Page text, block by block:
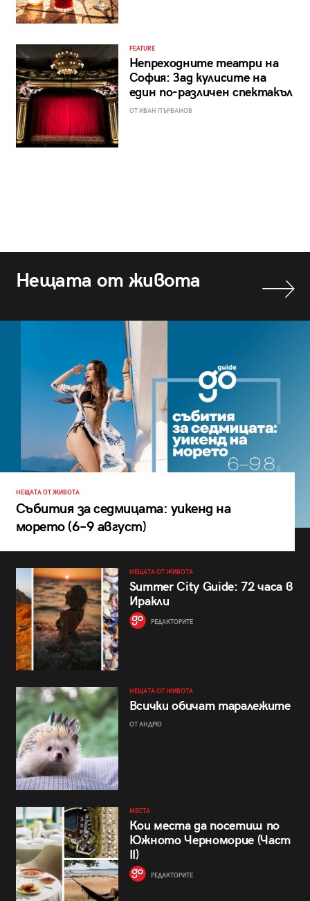
FEATURE
Непреходните театри на
София: Зад кулисите на
един по-различен спектакъл
ОТ ИВАН ПЪРВАНОВ
Нещата от живота
НЕЩАТА ОТ ЖИВОТА
Събития за седмицата: уикенд на
морето (6–9 август)
НЕЩАТА ОТ ЖИВОТА
Summer City Guide: 72 часа в
Иракли
РЕДАКТОРИТЕ
НЕЩАТА ОТ ЖИВОТА
Всички обичат таралежите
ОТ АНДРЮ
МЕСТА
Кои места да посетиш по
Южното Черноморие (Част
II)
РЕДАКТОРИТЕ